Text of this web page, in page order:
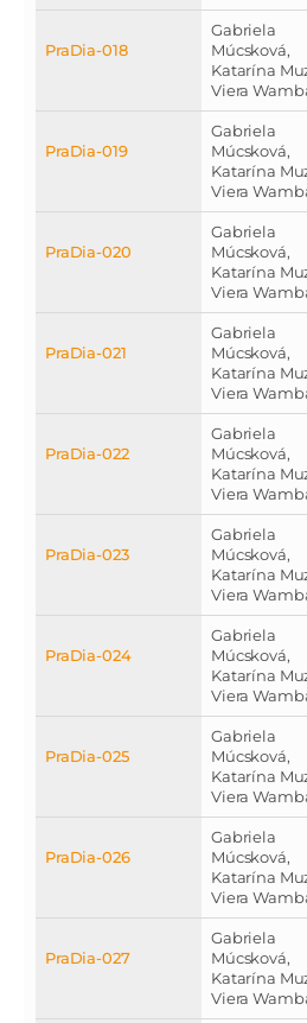
PraDia-018
Gabriela
Múcsková,
Katarína
Viera
PraDia-019
Gabriela
Múcsková,
Katarína
Viera
PraDia-020
Gabriela
Múcsková,
Katarína
Viera
PraDia-021
Gabriela
Múcsková,
Katarína
Viera
PraDia-022
Gabriela
Múcsková,
Katarína
Viera
PraDia-023
Gabriela
Múcsková,
Katarína
Viera
PraDia-024
Gabriela
Múcsková,
Katarína
Viera
PraDia-025
Gabriela
Múcsková,
Katarína
Viera
PraDia-026
Gabriela
Múcsková,
Katarína
Viera
PraDia-027
Gabriela
Múcsková,
Katarína
Viera